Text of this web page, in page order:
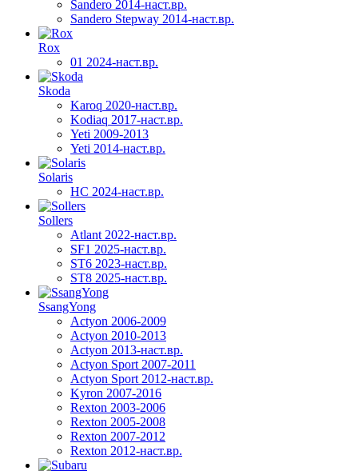
Sandero 2014-наст.вр.
Sandero Stepway 2014-наст.вр.
Rox
01 2024-наст.вр.
Skoda
Karoq 2020-наст.вр.
Kodiaq 2017-наст.вр.
Yeti 2009-2013
Yeti 2014-наст.вр.
Solaris
HC 2024-наст.вр.
Sollers
Atlant 2022-наст.вр.
SF1 2025-наст.вр.
ST6 2023-наст.вр.
ST8 2025-наст.вр.
SsangYong
Actyon 2006-2009
Actyon 2010-2013
Actyon 2013-наст.вр.
Actyon Sport 2007-2011
Actyon Sport 2012-наст.вр.
Kyron 2007-2016
Rexton 2003-2006
Rexton 2005-2008
Rexton 2007-2012
Rexton 2012-наст.вр.